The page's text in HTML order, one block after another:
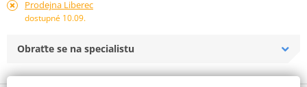
Prodejna Liberec
dostupné 10.09.
Obraťte se na specialistu